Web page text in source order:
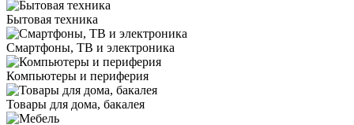
Бытовая техника
Смартфоны, ТВ и электроника
Компьютеры и периферия
Товары для дома, бакалея